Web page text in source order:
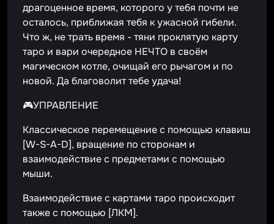
драгоценное время, которого у тебя почти не
осталось, приближая тебя к ужасной гибели.
Что ж, не трать время - тяни проклятую карту
таро и вари очередное НЕЧТО в своём
магическом котле, очищай его рычагом и по
новой. Да благоволит тебе удача!
🎮УПРАВЛЕНИЕ
Классическое перемещение с помощью клавиш
[W-S-A-D], вращение по сторонам и
взаимодействие с предметами с помощью
мыши.
Взаимодействие с картами таро происходит
также с помощью [ЛКМ].